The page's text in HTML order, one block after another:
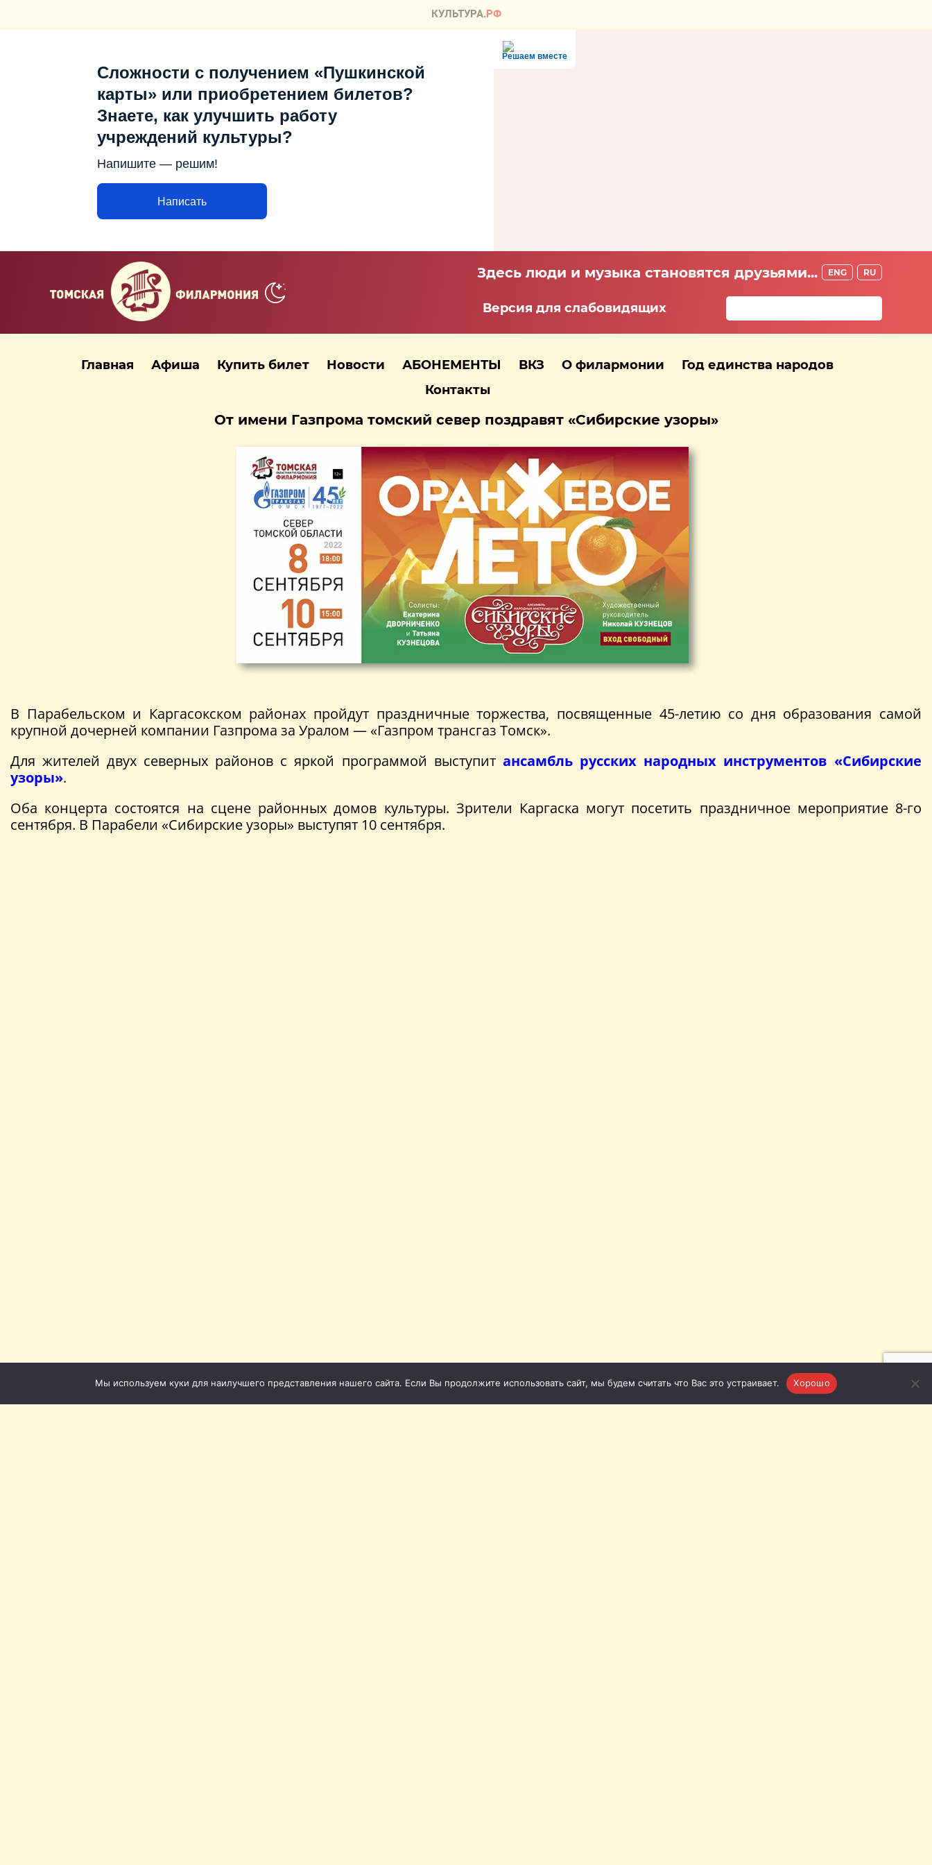
Решаем вместе
Сложности с получением «Пушкинской
карты» или приобретением билетов?
Знаете, как улучшить работу
учреждений культуры?
Напишите — решим!
Написать
Здесь люди и музыка становятся друзьями... ENG RU
Версия для слабовидящих
Главная Афиша Купить билет Новости АБОНЕМЕНТЫ ВКЗ О филармонии
Год единства народов
Контакты
От имени Газпрома томский север поздравят «Сибирские узоры»
В Парабельском и Каргасокском районах пройдут праздничные торжества, посвященные 45-летию со дня образования самой
крупной дочерней компании Газпрома за Уралом — «Газпром трансгаз Томск».
Для жителей двух северных районов с яркой программой выступит ансамбль русских народных инструментов «Сибирские
узоры».
Оба концерта состоятся на сцене районных домов культуры. Зрители Каргаска могут посетить праздничное мероприятие 8-го
сентября. В Парабели «Сибирские узоры» выступят 10 сентября.
Мы используем куки для наилучшего представления нашего сайта. Если Вы продолжите использовать сайт, мы будем считать что Вас это устраивает. Хорошо